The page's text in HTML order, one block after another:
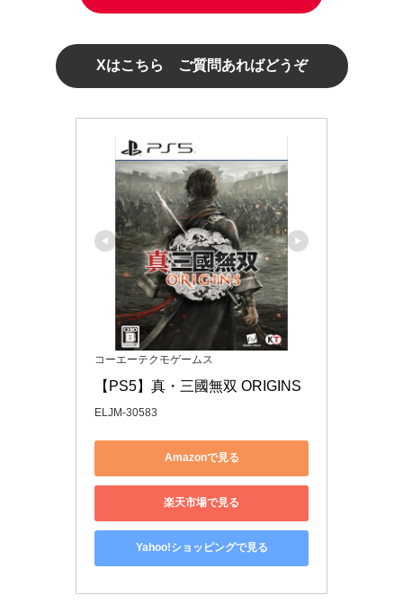
Xはこちら ご質問あればどうぞ
コーエーテクモゲームス
【PS5】真・三國無双 ORIGINS
ELJM-30583
Amazonで見る
楽天市場で見る
Yahoo!ショッピングで見る